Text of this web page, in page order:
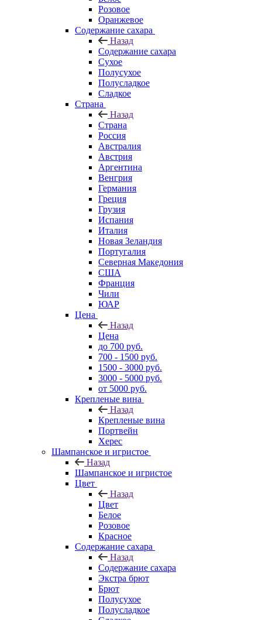
Розовое
Оранжевое
Содержание сахара
Назад
Содержание сахара
Сухое
Полусухое
Полусладкое
Сладкое
Страна
Назад
Страна
Россия
Австралия
Австрия
Аргентина
Венгрия
Германия
Греция
Грузия
Испания
Италия
Новая Зеландия
Португалия
Северная Македония
США
Франция
Чили
ЮАР
Цена
Назад
Цена
до 700 руб.
700 - 1500 руб.
1500 - 3000 руб.
3000 - 5000 руб.
от 5000 руб.
Крепленые вина
Назад
Крепленые вина
Портвейн
Херес
Шампанское и игристое
Назад
Шампанское и игристое
Цвет
Назад
Цвет
Белое
Розовое
Красное
Содержание сахара
Назад
Содержание сахара
Экстра брют
Брют
Полусухое
Полусладкое